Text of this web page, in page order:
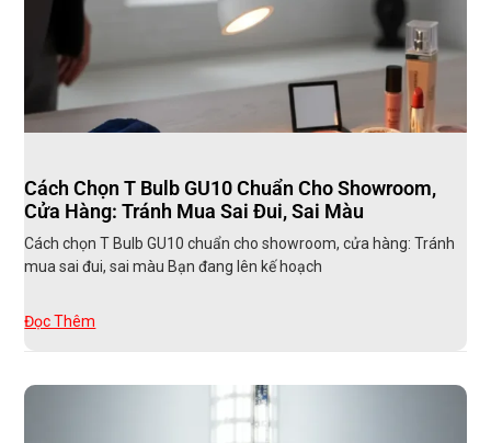
Cách Chọn T Bulb GU10 Chuẩn Cho Showroom,
Cửa Hàng: Tránh Mua Sai Đui, Sai Màu
Cách chọn T Bulb GU10 chuẩn cho showroom, cửa hàng: Tránh
mua sai đui, sai màu Bạn đang lên kế hoạch
Đọc Thêm